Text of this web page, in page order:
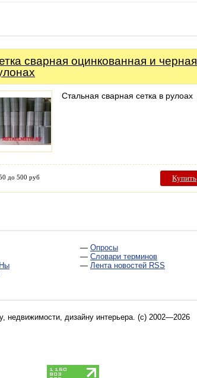
сварная оцинкованная и
Стальная сварная сетка в рулоах
до 500 руб Купить
— Опросы
— Словари терминов
— Лента новостей RSS
недвижимости, дизайну интерьера. (c) 2002—2026